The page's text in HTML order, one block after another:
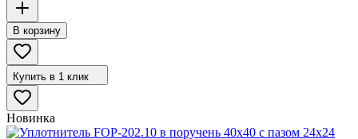
В корзину
Купить в 1 клик
Новинка